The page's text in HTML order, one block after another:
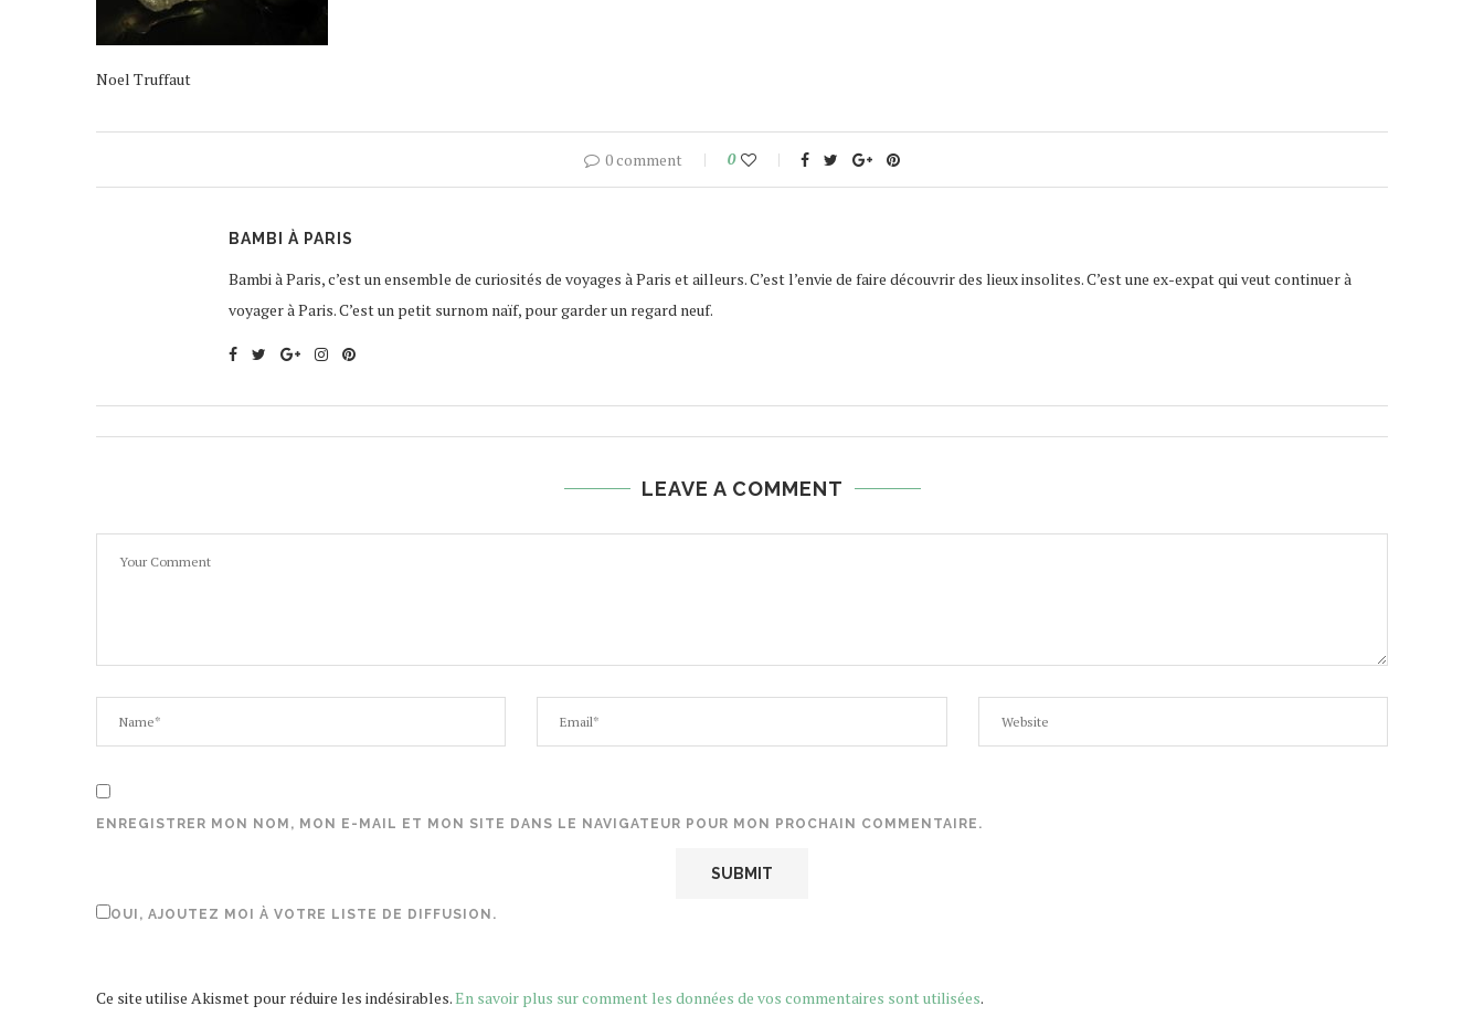
Noel Truffaut
0 comment 0
BAMBI À PARIS
Bambi à Paris, c’est un ensemble de curiosités de voyages à Paris et ailleurs. C’est l’envie de faire découvrir des lieux insolites. C’est une ex-expat qui veut continuer à
voyager à Paris. C’est un petit surnom naïf, pour garder un regard neuf.
LEAVE A COMMENT
ENREGISTRER MON NOM, MON E-MAIL ET MON SITE DANS LE NAVIGATEUR POUR MON PROCHAIN COMMENTAIRE.
OUI, AJOUTEZ MOI À VOTRE LISTE DE DIFFUSION.
Ce site utilise Akismet pour réduire les indésirables.En savoir plus sur comment les données de vos commentaires sont utilisées.